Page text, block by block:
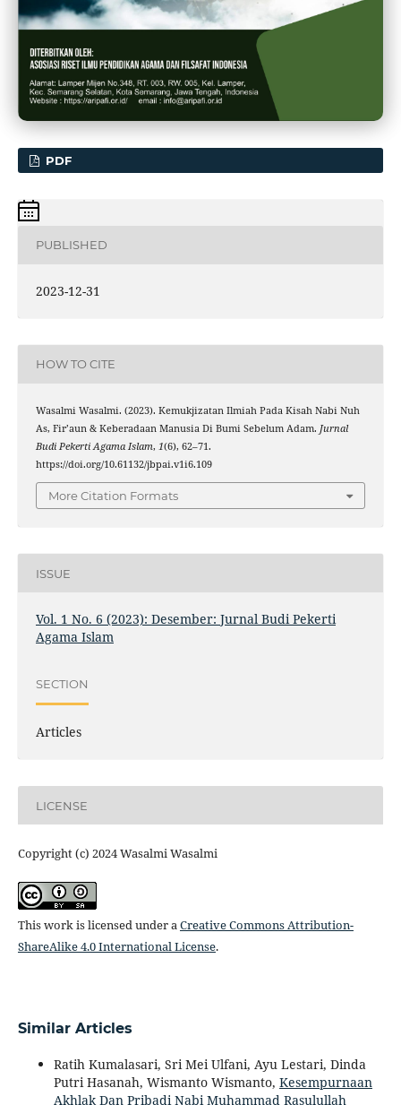
PDF
PUBLISHED
2023-12-31
HOW TO CITE
Wasalmi Wasalmi. (2023). Kemukjizatan Ilmiah Pada Kisah Nabi Nuh
As, Fir’aun & Keberadaan Manusia Di Bumi Sebelum Adam. Jurnal
Budi Pekerti Agama Islam, 1(6), 62–71.
https://doi.org/10.61132/jbpai.v1i6.109
More Citation Formats
ISSUE
Vol. 1 No. 6 (2023): Desember: Jurnal Budi Pekerti
Agama Islam
SECTION
Articles
LICENSE
Copyright (c) 2024 Wasalmi Wasalmi
This work is licensed under aCreative Commons Attribution-
ShareAlike 4.0 International License.
Similar Articles
Ratih Kumalasari, Sri Mei Ulfani, Ayu Lestari, Dinda
Putri Hasanah, Wismanto Wismanto, Kesempurnaan
Akhlak Dan Pribadi Nabi Muhammad Rasulullah